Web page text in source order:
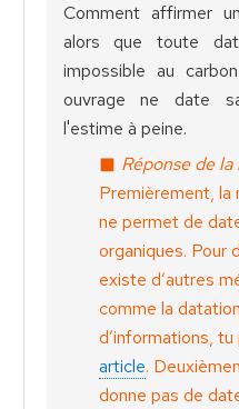
Comment affirmer
alors que toute
impossible au
ouvrage ne date
l'estime à peine.
Réponse de
Premièrement, la
ne permet de
organiques. Pour
existe d’autres
comme la
d’informations,
article.
donne pas de